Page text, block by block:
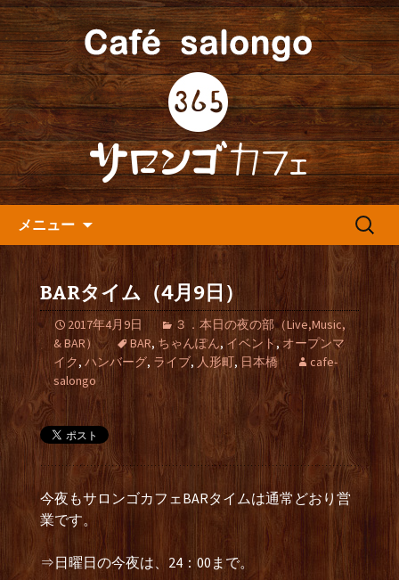
人形町の『365(サロンゴ)カフ
ェ』よりお知らせ
人形町の音楽カフェ『365カフェ』より
最新情報をお届けします。
メニュー
検
BARタイム（4月9日）
2017年4月9日
３．本日の夜の部（Live,Music,
& BAR）
BAR, ちゃんぽん, イベント, オープンマ
イク, ハンバーグ, ライブ,人形町,日本橋
cafe-
salongo
今夜もサロンゴカフェBARタイムは通常どおり営
業です。
⇒日曜日の今夜は、24：00まで。